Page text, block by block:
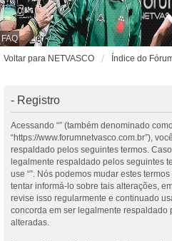
FAQ
Voltar para NETVASCO
Índice do
- Registro
Acessando “” (também denominado como
“https://www.forumnetvasco.com.br”),
respaldado pelos seguintes termos.
legalmente respaldado pelos seguintes
use “”. Nós podemos mudar estes
tentar informá-lo sobre tais alterações,
revise isso regularmente e continuado
concorda em ser legalmente respaldado
alteradas.